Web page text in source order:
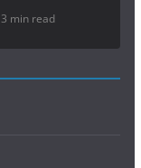
3 min read